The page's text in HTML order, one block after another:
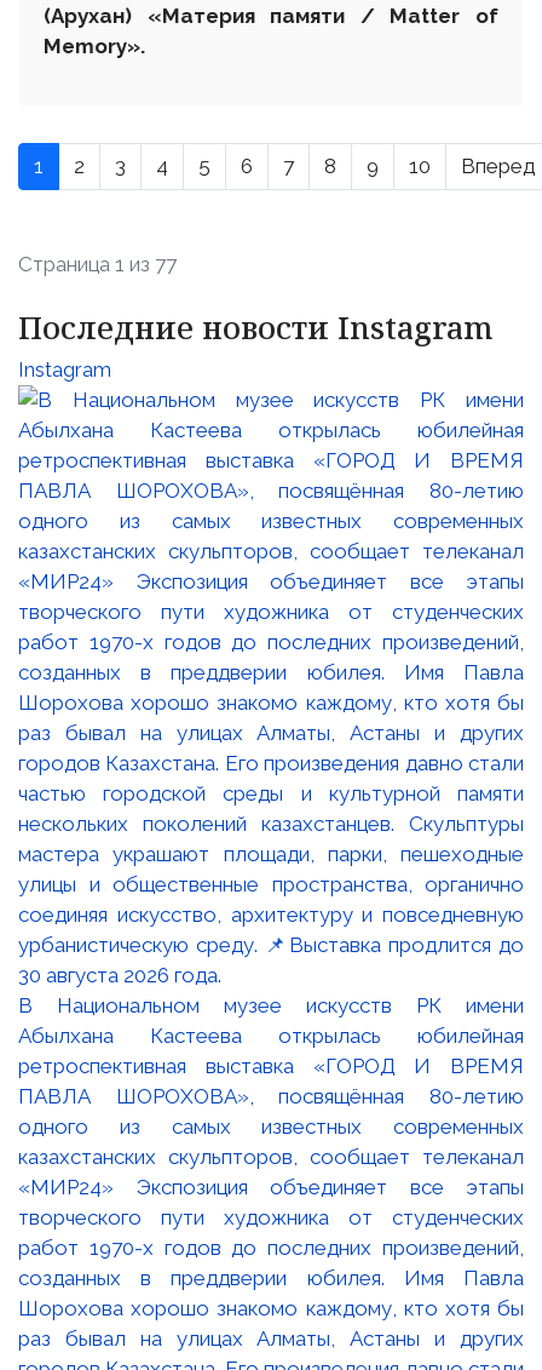
(Арухан) «Материя памяти / Matter of
Memory».
1 2 3 4 5 6 7 8 9 10 Вперед
Страница 1 из 77
Последние новости Instagram
Instagram
В Национальном музее искусств РК имени
Абылхана Кастеева открылась юбилейная
ретроспективная выставка «ГОРОД И ВРЕМЯ
ПАВЛА ШОРОХОВА», посвящённая 80-летию
одного из самых известных современных
казахстанских скульпторов, сообщает телеканал
«МИР24» Экспозиция объединяет все этапы
творческого пути художника от студенческих
работ 1970-х годов до последних произведений,
созданных в преддверии юбилея. Имя Павла
Шорохова хорошо знакомо каждому, кто хотя бы
раз бывал на улицах Алматы, Астаны и других